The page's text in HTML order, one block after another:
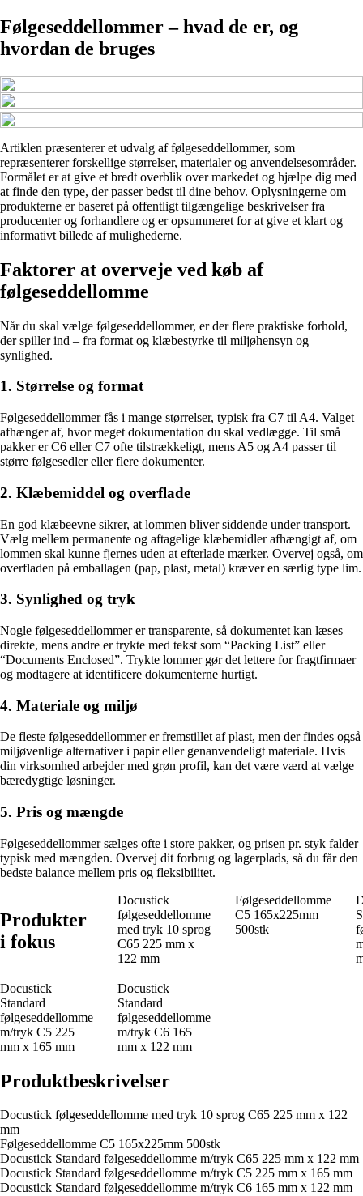
Følgeseddellommer – hvad de er, og
hvordan de bruges
Artiklen præsenterer et udvalg af følgeseddellommer, som
repræsenterer forskellige størrelser, materialer og anvendelsesområder.
Formålet er at give et bredt overblik over markedet og hjælpe dig med
at finde den type, der passer bedst til dine behov. Oplysningerne om
produkterne er baseret på offentligt tilgængelige beskrivelser fra
producenter og forhandlere og er opsummeret for at give et klart og
informativt billede af mulighederne.
Faktorer at overveje ved køb af
følgeseddellomme
Når du skal vælge følgeseddellommer, er der flere praktiske forhold,
der spiller ind – fra format og klæbestyrke til miljøhensyn og
synlighed.
1. Størrelse og format
Følgeseddellommer fås i mange størrelser, typisk fra C7 til A4. Valget
afhænger af, hvor meget dokumentation du skal vedlægge. Til små
pakker er C6 eller C7 ofte tilstrækkeligt, mens A5 og A4 passer til
større følgesedler eller flere dokumenter.
2. Klæbemiddel og overflade
En god klæbeevne sikrer, at lommen bliver siddende under transport.
Vælg mellem permanente og aftagelige klæbemidler afhængigt af, om
lommen skal kunne fjernes uden at efterlade mærker. Overvej også, om
overfladen på emballagen (pap, plast, metal) kræver en særlig type lim.
3. Synlighed og tryk
Nogle følgeseddellommer er transparente, så dokumentet kan læses
direkte, mens andre er trykte med tekst som “Packing List” eller
“Documents Enclosed”. Trykte lommer gør det lettere for fragtfirmaer
og modtagere at identificere dokumenterne hurtigt.
4. Materiale og miljø
De fleste følgeseddellommer er fremstillet af plast, men der findes også
miljøvenlige alternativer i papir eller genanvendeligt materiale. Hvis
din virksomhed arbejder med grøn profil, kan det være værd at vælge
bæredygtige løsninger.
5. Pris og mængde
Følgeseddellommer sælges ofte i store pakker, og prisen pr. styk falder
typisk med mængden. Overvej dit forbrug og lagerplads, så du får den
bedste balance mellem pris og fleksibilitet.
Produkter
i fokus
Docustick
følgeseddellomme
med tryk 10 sprog
C65 225 mm x
122 mm
Følgeseddellomme
C5 165x225mm
500stk
Docustick
Standard
følgeseddellomme
m/tryk C5 225
mm x 165 mm
Docustick
Standard
følgeseddellomme
m/tryk C6 165
mm x 122 mm
Produktbeskrivelser
Docustick følgeseddellomme med tryk 10 sprog C65 225 mm x 122
mm
Følgeseddellomme C5 165x225mm 500stk
Docustick Standard følgeseddellomme m/tryk C65 225 mm x 122 mm
Docustick Standard følgeseddellomme m/tryk C5 225 mm x 165 mm
Docustick Standard følgeseddellomme m/tryk C6 165 mm x 122 mm